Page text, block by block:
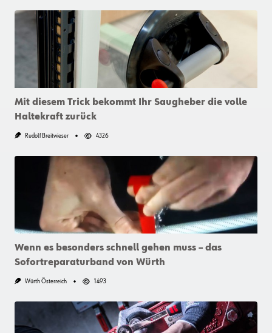
Mit diesem Trick bekommt Ihr Saugheber die volle
Haltekraft zurück
Rudolf Breitwieser 4326
Wenn es besonders schnell gehen muss – das
Sofortreparaturband von Würth
Würth Österreich 1493